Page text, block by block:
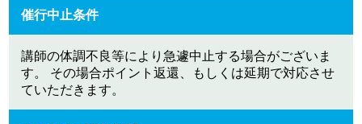
催行中止条件
講師の体調不良等により急遽中止する場合がございま
す。 その場合ポイント返還、もしくは延期で対応させ
ていただきます。